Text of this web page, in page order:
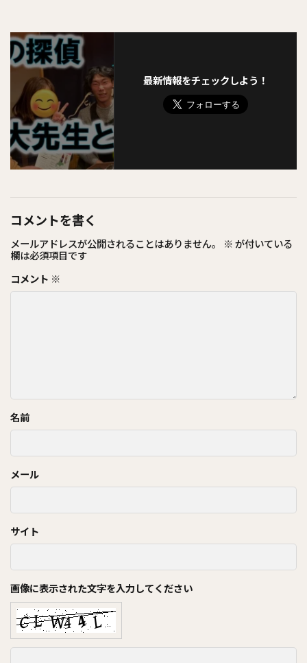
最新情報をチェックしよう！
コメントを書く
メールアドレスが公開されることはありません。 ※ が付いている
欄は必須項目です
コメント ※
名前
メール
サイト
画像に表示された文字を入力してください